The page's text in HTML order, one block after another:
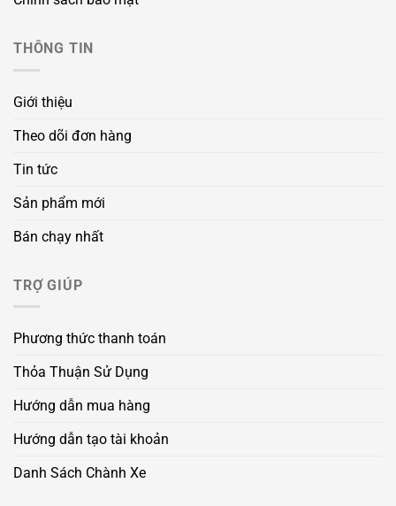
THÔNG TIN
Giới thiệu
Theo dõi đơn hàng
Tin tức
Sản phẩm mới
Bán chạy nhất
TRỢ GIÚP
Phương thức thanh toán
Thỏa Thuận Sử Dụng
Hướng dẫn mua hàng
Hướng dẫn tạo tài khoản
Danh Sách Chành Xe